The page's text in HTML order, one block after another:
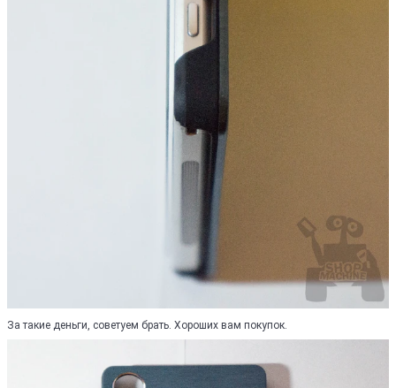
За такие деньги, советуем брать. Хороших вам покупок.